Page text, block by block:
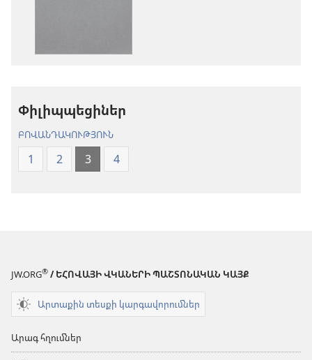
Փիլիպպեցիներ
ԲՈՎԱՆԴԱԿՈՒԹՅՈՒՆ
1 2 3 4
JW.ORG® / ԵՀՈՎԱՅԻ ՎԿԱՆԵՐԻ ՊԱՇՏՈՆԱԿԱՆ ԿԱՅՔ
Արտաքին տեսքի կարգավորումներ
Արագ հղումներ